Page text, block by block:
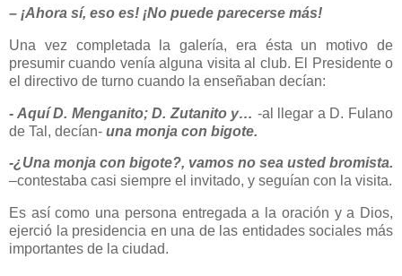
– ¡Ahora sí, eso es! ¡No puede parecerse más!
Una vez completada la galería, era ésta un motivo de
presumir cuando venía alguna visita al club. El Presidente o
el directivo de turno cuando la enseñaban decían:
- Aquí D. Menganito; D. Zutanito y… -al llegar a D. Fulano
de Tal, decían- una monja con bigote.
-¿Una monja con bigote?, vamos no sea usted bromista.
–contestaba casi siempre el invitado, y seguían con la visita.
Es así como una persona entregada a la oración y a Dios,
ejerció la presidencia en una de las entidades sociales más
importantes de la ciudad.